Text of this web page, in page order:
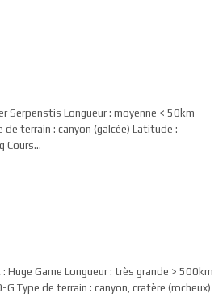
Serpenstis Longueur : moyenne < 50km
terrain : canyon (galcée) Latitude :
Cours…
Huge Game Longueur : très grande > 500km
Type de terrain : canyon, cratère (rocheux)